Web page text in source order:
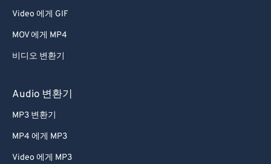
Video 에게 GIF
MOV 에게 MP4
비디오 변환기
Audio 변환기
MP3 변환기
MP4 에게 MP3
Video 에게 MP3